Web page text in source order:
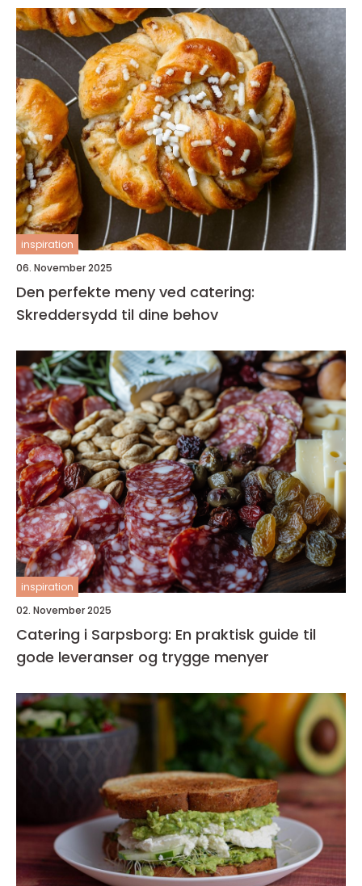
inspiration
06. November 2025
Den perfekte meny ved catering:
Skreddersydd til dine behov
inspiration
02. November 2025
Catering i Sarpsborg: En praktisk guide til
gode leveranser og trygge menyer